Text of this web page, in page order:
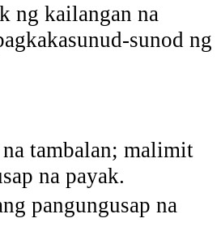
ng kailangan na
sunod ng
tambalan; malimit
na payak.
pangungusap na